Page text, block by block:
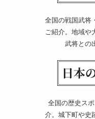
全国の戦国武将
ご紹介。地域や
武将との
全国の歴史ス
介。城下町や史